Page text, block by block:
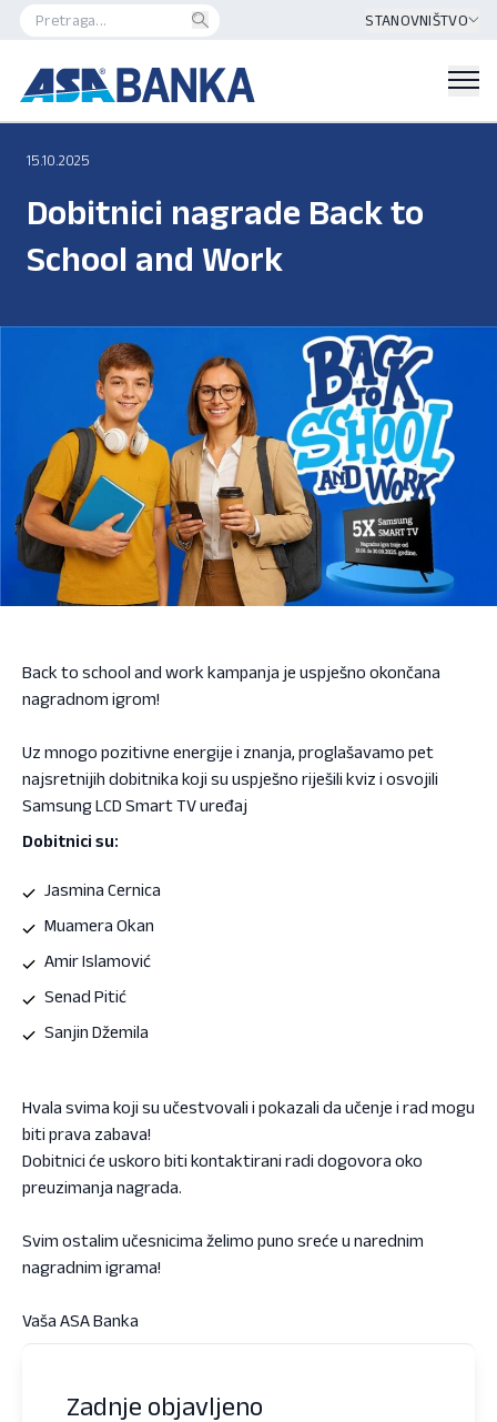
STANOVNIŠTVO
15.10.2025
Dobitnici nagrade Back to
School and Work
Back to school and work kampanja je uspješno okončana
nagradnom igrom!
Uz mnogo pozitivne energije i znanja, proglašavamo pet
najsretnijih dobitnika koji su uspješno riješili kviz i osvojili
Samsung LCD Smart TV uređaj
Dobitnici su:
Jasmina Cernica
Muamera Okan
Amir Islamović
Senad Pitić
Sanjin Džemila
Hvala svima koji su učestvovali i pokazali da učenje i rad mogu
biti prava zabava!
Dobitnici će uskoro biti kontaktirani radi dogovora oko
preuzimanja nagrada.
Svim ostalim učesnicima želimo puno sreće u narednim
nagradnim igrama!
Vaša ASA Banka
Zadnje objavljeno